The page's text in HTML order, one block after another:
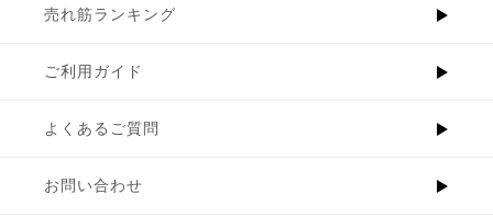
売れ筋ランキング
ご利用ガイド
よくあるご質問
お問い合わせ